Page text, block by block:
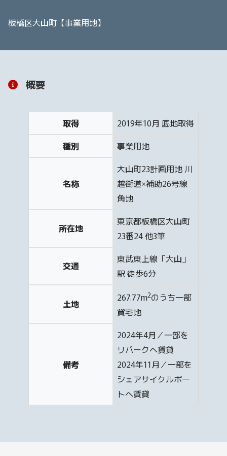
板橋区大山町【事業用地】
概要
取得
2019年10月 底地取得
種別
事業用地
名称
大山町23計画用地 川
越街道×補助26号線
角地
所在地
東京都板橋区大山町
23番24 他3筆
交通
東武東上線「大山」
駅 徒歩6分
土地
267.77m2のうち一部
貸宅地
備考
2024年4月／一部を
リパークへ賃貸
2024年11月／一部を
シェアサイクルポー
トへ賃貸